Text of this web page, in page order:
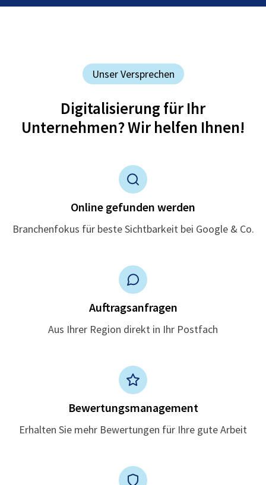
Unser Versprechen
Digitalisierung für Ihr
Unternehmen? Wir helfen Ihnen!
Online gefunden werden
Branchenfokus für beste Sichtbarkeit bei Google & Co.
Auftragsanfragen
Aus Ihrer Region direkt in Ihr Postfach
Bewertungsmanagement
Erhalten Sie mehr Bewertungen für Ihre gute Arbeit